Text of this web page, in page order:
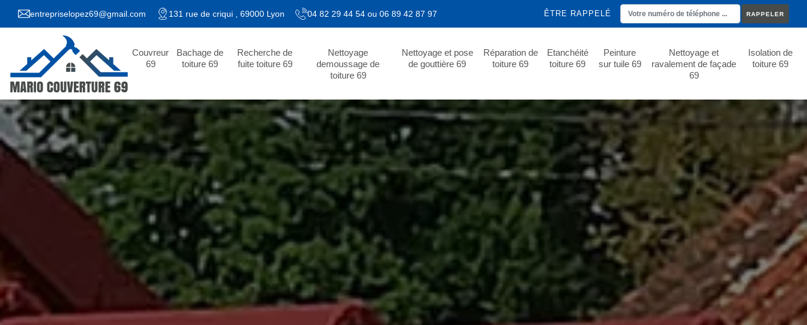
entrepriselopez69@gmail.com 131 rue de criqui , 69000 Lyon 04 82 29 44 54 ou 06 89 42 87 97 ÊTRE RAPPELÉ
Couvreur
69
Bachage de
toiture 69
Recherche de
fuite toiture 69
Nettoyage
demoussage de
toiture 69
Nettoyage et pose
de gouttière 69
Réparation de
toiture 69
Etanchéité
toiture 69
Peinture
sur tuile 69
Nettoyage et
ravalement de façade
69
Isolation de
toiture 69